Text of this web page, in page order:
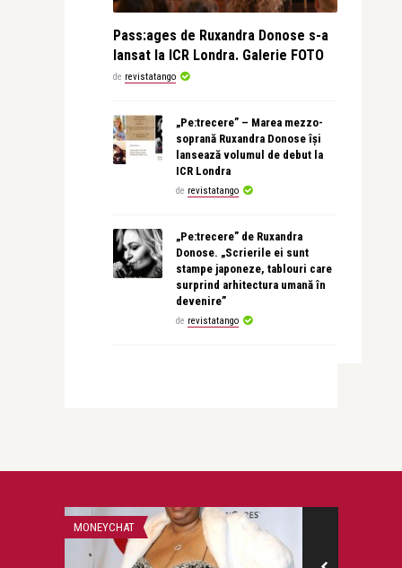
Pass:ages de Ruxandra Donose s-a
lansat la ICR Londra. Galerie FOTO
de revistatango
„Pe:trecere” – Marea mezzo-
soprană Ruxandra Donose își
lansează volumul de debut la
ICR Londra
de revistatango
„Pe:trecere” de Ruxandra
Donose. „Scrierile ei sunt
stampe japoneze, tablouri care
surprind arhitectura umană în
devenire”
de revistatango
MONEYCHAT